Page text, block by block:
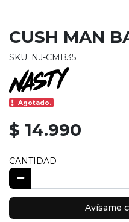
CUSH MAN
SKU: NJ-CMB35
Agotado.
$ 14.990
CANTIDAD
Avísame